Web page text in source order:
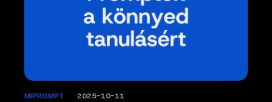
MIPROMPT 2025-10-11